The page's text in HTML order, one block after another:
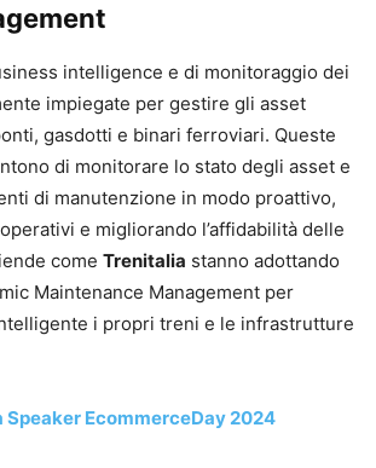
intelligence e di monitoraggio dei
impiegate per gestire gli asset
gasdotti e binari ferroviari. Queste
di monitorare lo stato degli asset e
di manutenzione in modo proattivo,
e migliorando l’affidabilità delle
come Trenitalia stanno adottando
Maintenance Management per
i propri treni e le infrastrutture
Speaker EcommerceDay 2024